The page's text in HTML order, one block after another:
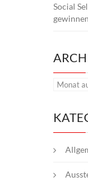
Social
Archiv